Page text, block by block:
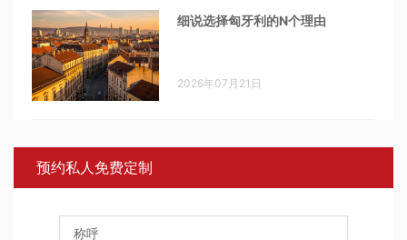
细说选择匈牙利的N个理由
2026年07月21日
预约私人免费定制